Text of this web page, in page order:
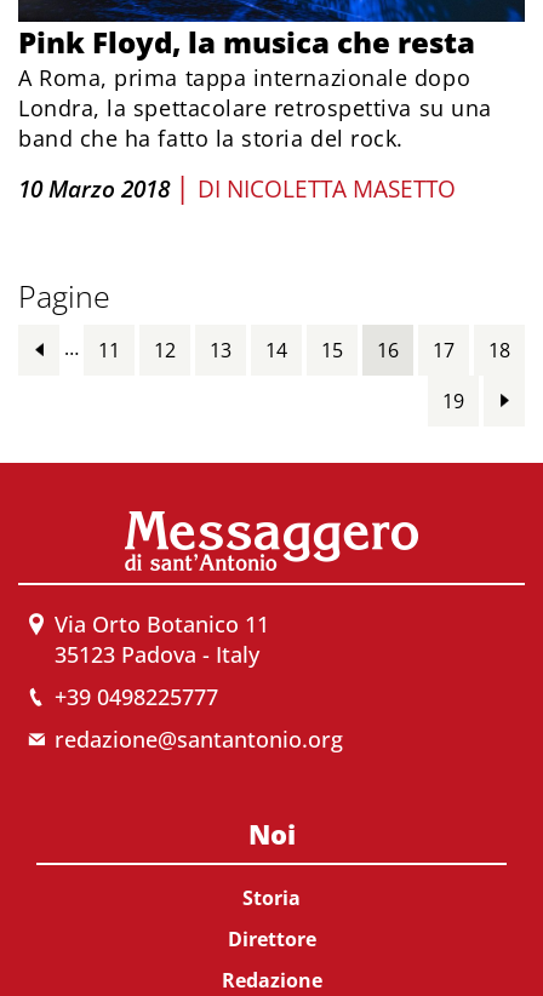
Pink Floyd, la musica che resta
A Roma, prima tappa internazionale dopo
Londra, la spettacolare retrospettiva su una
band che ha fatto la storia del rock.
10 Marzo 2018 | DI NICOLETTA MASETTO
Pagine
… 11 12 13 14 15 16 17
18
19
Via Orto Botanico 11
35123 Padova - Italy
+39 0498225777
redazione@santantonio.org
Noi
Storia
Direttore
Redazione